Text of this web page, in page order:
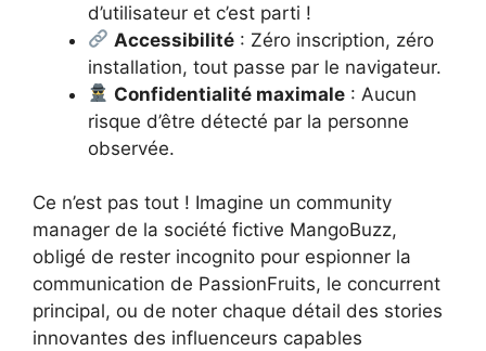
d’utilisateur et c’est parti !
Accessibilité : Zéro inscription, zéro
installation, tout passe par le navigateur.
Confidentialité maximale : Aucun
risque d’être détecté par la personne
observée.
Ce n’est pas tout ! Imagine un community
manager de la société fictive MangoBuzz,
obligé de rester incognito pour espionner la
communication de PassionFruits, le concurrent
principal, ou de noter chaque détail des stories
innovantes des influenceurs capables